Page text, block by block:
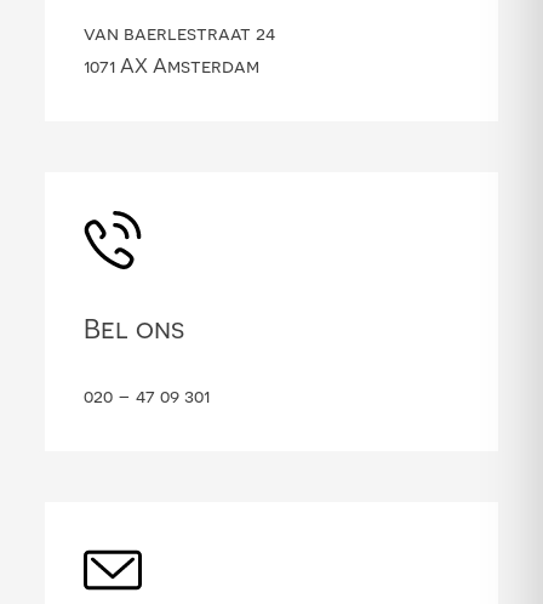
van baerlestraat 24
1071 AX Amsterdam
Bel ons
020 – 47 09 301